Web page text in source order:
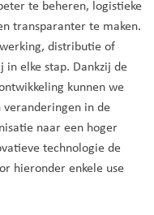
te beheren, logistieke
transparanter te maken.
distributie of
in elke stap. Dankzij de
kunnen we
veranderingen in de
naar een hoger
technologie de
hieronder enkele use